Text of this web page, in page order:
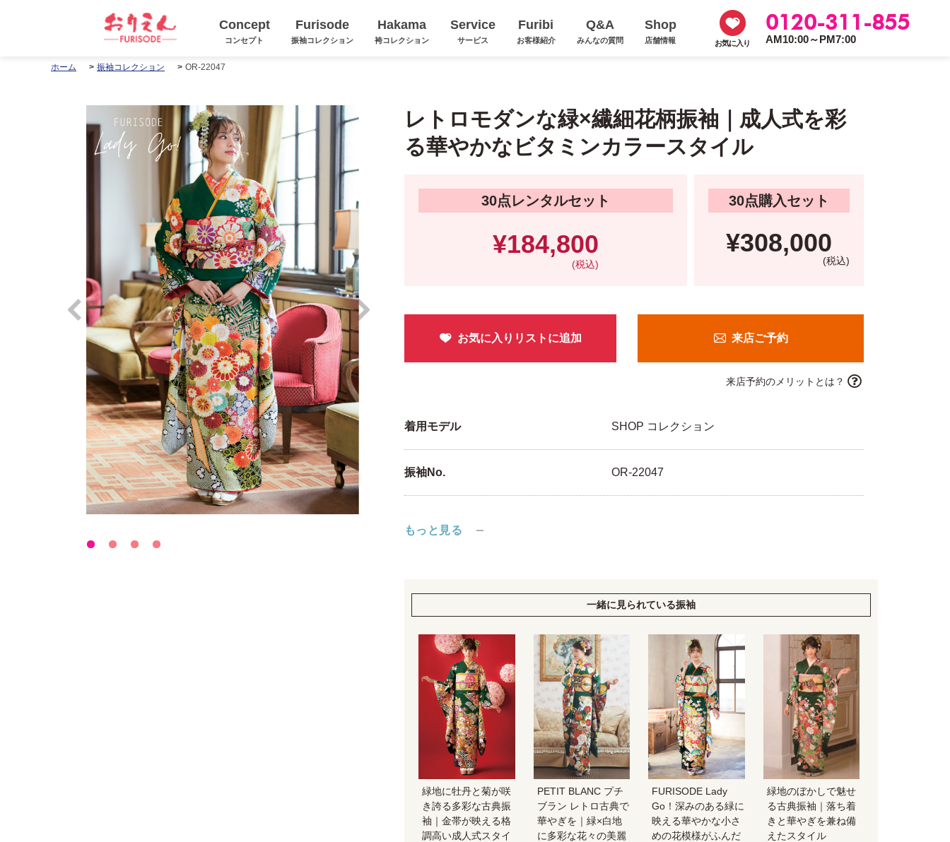
Concept
コンセプト
Furisode
振袖コレクション
Hakama
袴コレクション
Service
サービス
Furibi
お客様紹介
Q&A
みんなの質問
Shop
店舗情報 お気に入り
0120-311-855
AM10:00～PM7:00
ホーム 振袖コレクション OR-22047
レトロモダンな緑×繊細花柄振袖｜成人式を彩
る華やかなビタミンカラースタイル
30点レンタルセット
¥184,800
(税込)
30点購入セット
¥308,000
(税込)
来店ご予約
来店予約のメリットとは？
着用モデル SHOP コレクション
振袖No. OR-22047
もっと見る
一緒に見られている振袖
緑地に牡丹と菊が咲
き誇る多彩な古典振
袖｜金帯が映える格
調高い成人式スタイ
PETIT BLANC プチ
ブラン レトロ古典で
華やぎを｜緑×白地
に多彩な花々の美麗
FURISODE Lady
Go！深みのある緑に
映える華やかな小さ
めの花模様がふんだ
緑地のぼかしで魅せ
る古典振袖｜落ち着
きと華やぎを兼ね備
えたスタイル